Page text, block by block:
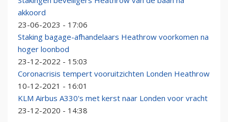
akkoord
23-06-2023 - 17:06
Staking bagage-afhandelaars Heathrow voorkomen na
hoger loonbod
23-12-2022 - 15:03
Coronacrisis tempert vooruitzichten Londen Heathrow
10-12-2021 - 16:01
KLM Airbus A330's met kerst naar Londen voor vracht
23-12-2020 - 14:38